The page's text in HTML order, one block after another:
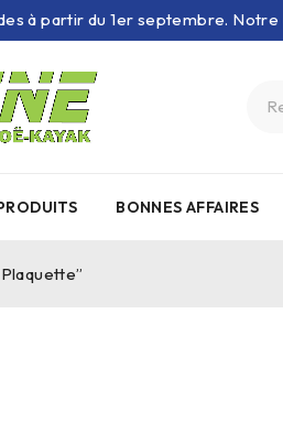
à partir du 1er septembre.
BONNES AFFAIRES